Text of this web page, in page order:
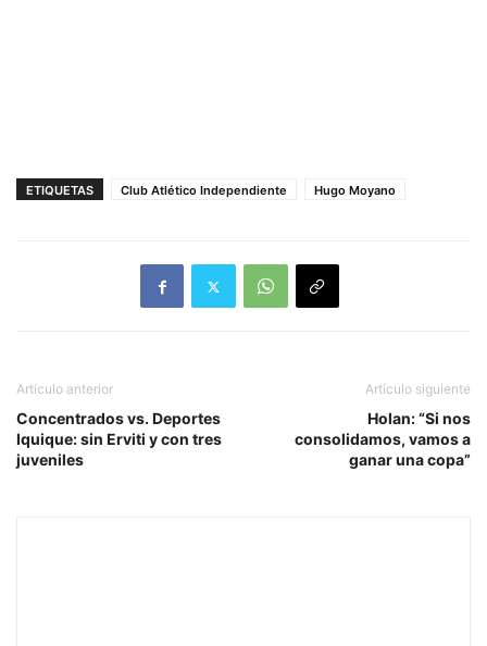
ETIQUETAS Club Atlético Independiente Hugo Moyano
Artículo anterior
Concentrados vs. Deportes
Iquique: sin Erviti y con tres
juveniles
Artículo siguiente
Holan: “Si nos
consolidamos, vamos a
ganar una copa”